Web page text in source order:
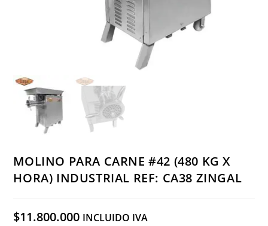
MOLINO PARA CARNE #42 (480 KG X
HORA) INDUSTRIAL REF: CA38 ZINGAL
$11.800.000 INCLUIDO IVA